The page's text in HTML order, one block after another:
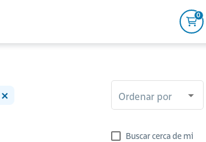
0
Ordenar por
Buscar cerca de mi